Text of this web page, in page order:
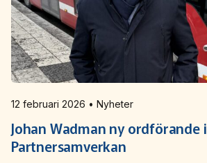
12 februari 2026 • Nyheter
Johan Wadman ny ordförande i
Partnersamverkan